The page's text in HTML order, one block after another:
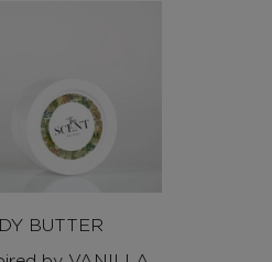
BUTTER